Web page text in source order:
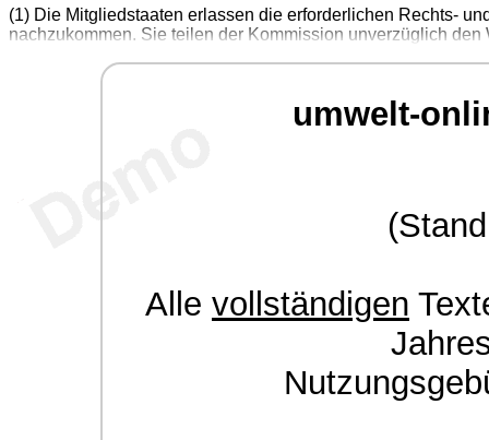
(1) Die Mitgliedstaaten erlassen die erforderlichen Rechts-
nachzukommen. Sie teilen der Kommission unverzüglich
umwelt-
Alle vollständigen